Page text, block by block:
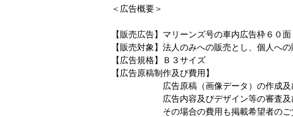
＜広告概要＞
【販売広告】マリーンズ号の車内広告枠６０面
【販売対象】法人のみへの販売とし、個人への
【広告規格】Ｂ３サイズ
【広告原稿制作及び費用】
広告原稿（画像データ）の作成及び費
広告内容及びデザイン等の審査及び協
その場合の費用も掲載希望者のご負